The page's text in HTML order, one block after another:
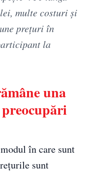
multe costuri și
prețuri în
la
una
în care sunt
sunt